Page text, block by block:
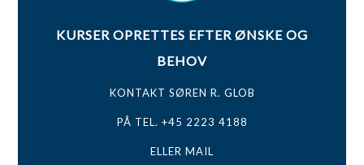
KURSER OPRETTES EFTER ØNSKE OG
BEHOV
KONTAKT SØREN R. GLOB
PÅ TEL. +45 2223 4188
ELLER MAIL